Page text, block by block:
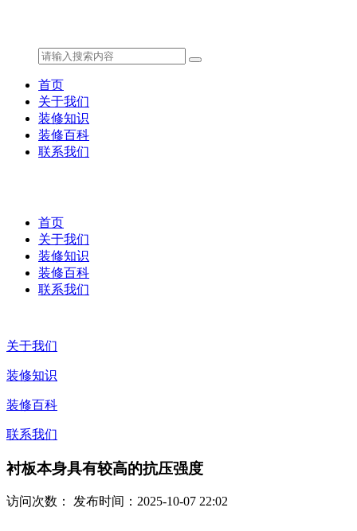
首页
关于我们
装修知识
装修百科
联系我们
首页
关于我们
装修知识
装修百科
联系我们
关于我们
装修知识
装修百科
联系我们
衬板本身具有较高的抗压强度
访问次数： 发布时间：2025-10-07 22:02